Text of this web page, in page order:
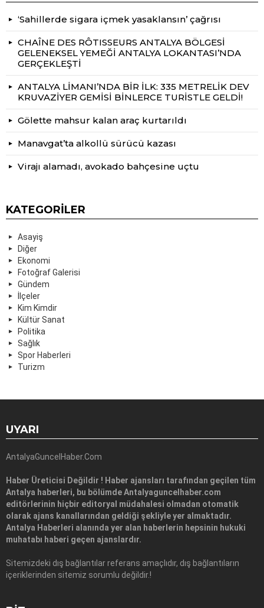
‘Sahillerde sigara içmek yasaklansın’ çağrısı
CHAÎNE DES RÔTISSEURS ANTALYA BÖLGESİ
GELENEKSEL YEMEĞİ ANTALYA LOKANTASI’NDA
GERÇEKLEŞTİ
ANTALYA LİMANI’NDA BİR İLK: 335 METRELİK DEV
KRUVAZİYER GEMİSİ BİNLERCE TURİSTLE GELDİ!
Gölette mahsur kalan araç kurtarıldı
Manavgat’ta alkollü sürücü kazası
Virajı alamadı, avokado bahçesine uçtu
KATEGORILER
Asayiş
Diğer
Ekonomi
Fotoğraf Galerisi
Gündem
İlçeler
Kim Kimdir
Kültür Sanat
Politika
Sağlık
Spor Haberleri
Turizm
UYARI
AntalyaGuncelHaber.Com
Haber Üreticisi Değildir ! Haber ajansları tarafından geçilen tüm
Antalya haberleri, bu bölümde Antalyaguncelhaber.com
editörlerinin hiçbir editoryal müdahalesi olmadan otomatik
olarak ajans kanallarından geldiği şekliyle yer almaktadır.
Antalya Haberleri alanında yer alan haberlerin hepsinin hukuki
muhatabı haberi geçen ajanslardır.
Sitemizdeki dış bağlantılar referans amaçlıdır, dış bağlantıların
içeriklerinden sitemiz sorumlu değildir.!